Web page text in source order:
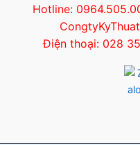
Hotline:
Điện thoại: 028